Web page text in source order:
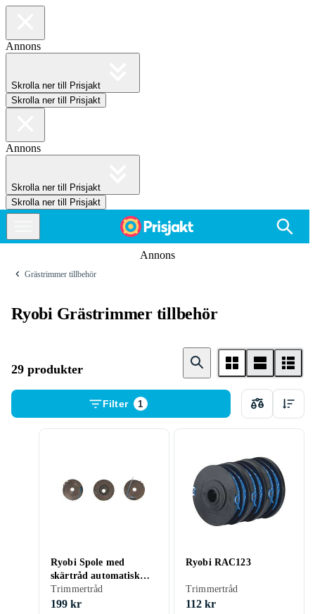
Annons
Skrolla ner till Prisjakt
Skrolla ner till Prisjakt
Annons
Skrolla ner till Prisjakt
Skrolla ner till Prisjakt
Annons
Grästrimmer tillbehör
Ryobi Grästrimmer tillbehör
29 produkter
Filter 1
Ryobi Spole med
skärtråd automatisk
trådmatning RAC125; 3
st.
Trimmertråd
199 kr
Ryobi RAC123
Trimmertråd
112 kr